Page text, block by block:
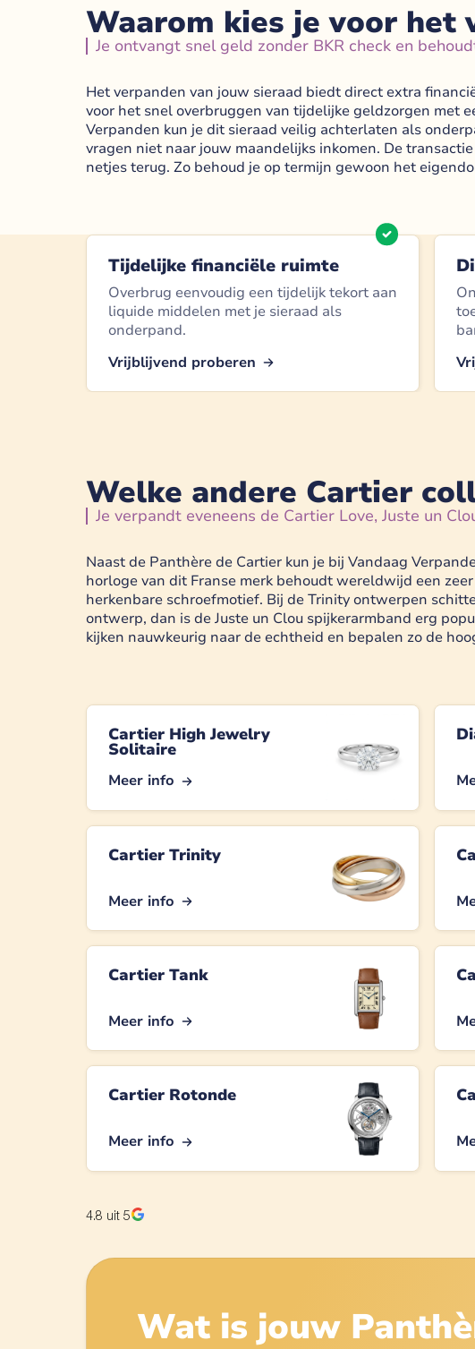
Waarom kies je voor het
Je ontvangt snel geld zonder BKR check en
Het verpanden van jouw sieraad biedt direct extra
voor het snel overbruggen van tijdelijke geldzorgen met
Verpanden kun je dit sieraad veilig achterlaten als
vragen niet naar jouw maandelijks inkomen. De
netjes terug. Zo behoud je op termijn gewoon het
Tijdelijke financiële ruimte
Overbrug eenvoudig een tijdelijk tekort aan
liquide middelen met je sieraad als
onderpand.
Vrijblijvend proberen
Welke andere Cartier
Je verpandt eveneens de Cartier Love, Juste un
Naast de Panthère de Cartier kun je bij Vandaag
horloge van dit Franse merk behoudt wereldwijd een
herkenbare schroefmotief. Bij de Trinity ontwerpen
ontwerp, dan is de Juste un Clou spijkerarmband erg
kijken nauwkeurig naar de echtheid en bepalen zo de
Cartier High Jewelry
Solitaire
Meer info
Cartier Trinity
Meer info
Cartier Tank
Meer info
Cartier Rotonde
Meer info
4.8 uit 5
Wat is jouw